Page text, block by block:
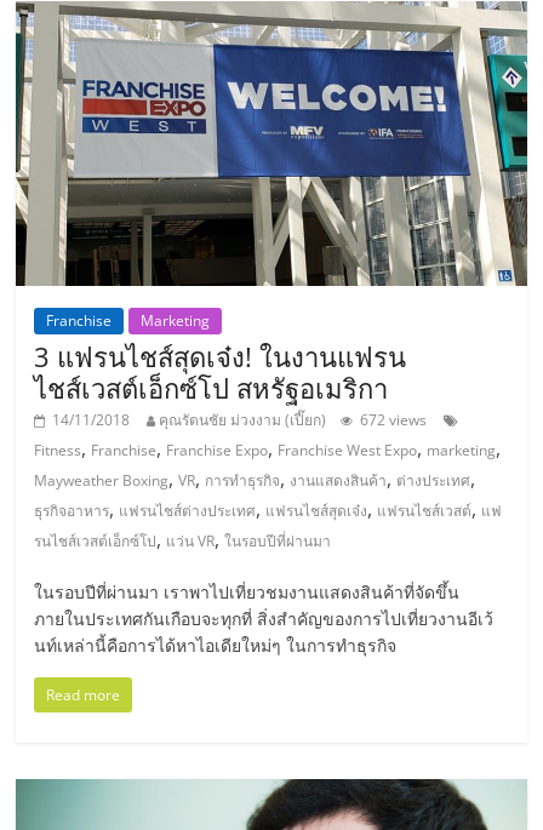
รน
ไชส์
แฟ
รน
ไชส์
ขาย
หน้า
บ้าน
ลงทุน
น้อย
คืน
ทุน
Franchise Marketing
3 แฟรนไชส์สุดเจ๋ง! ในงานแฟรน
ไชส์เวสต์เอ็กซ์โป สหรัฐอเมริกา
14/11/2018 คุณรัตนชัย ม่วงงาม (เปี๊ยก)
672 views
Fitness, Franchise, Franchise Expo, Franchise West Expo, marketing,
Mayweather Boxing,VR, การทำธุรกิจ, งานแสดงสินค้า, ต่างประเทศ,
ธุรกิจอาหาร, แฟรนไชส์ต่างประเทศ, แฟรนไชส์สุดเจ๋ง, แฟรนไชส์เวสต์, แฟ
รนไชส์เวสต์เอ็กซ์โป, แว่น VR,ในรอบปีที่ผ่านมา
ในรอบปีที่ผ่านมา เราพาไปเที่ยวชมงานแสดงสินค้าที่จัดขึ้น
ภายในประเทศกันเกือบจะทุกที่ สิ่งสำคัญของการไปเที่ยวงานอีเว้
นท์เหล่านี้คือการได้หาไอเดียใหม่ๆ ในการทำธุรกิจ
Read more